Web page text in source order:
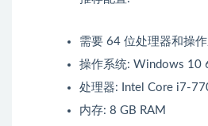
需要 64 位处理器和操
操作系统: Windows 10
处理器: Intel Core i7-
内存: 8 GB RAM